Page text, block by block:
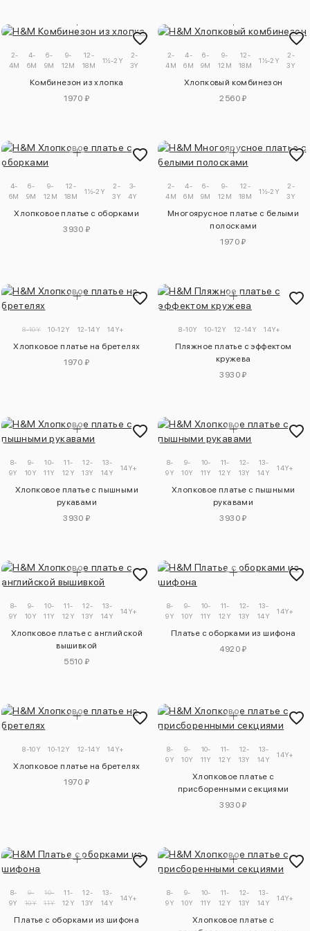
2-
4M
4-
6M
6-
9M
9-
12M
12-
18M
1½-2Y
2-
3Y
Комбинезон из хлопка
1970 ₽
2-
4M
4-
6M
6-
9M
9-
12M
12-
18M
1½-2Y
2-
3Y
Хлопковый комбинезон
2560 ₽
4-
6M
6-
9M
9-
12M
12-
18M
1½-2Y
2-
3Y
3-
4Y
Хлопковое платье с оборками
3930 ₽
2-
4M
4-
6M
6-
9M
9-
12M
12-
18M
1½-2Y
2-
3Y
Многоярусное платье с белыми
полосками
1970 ₽
8-10Y 10-12Y 12-14Y 14Y+
Хлопковое платье на бретелях
1970 ₽
8-10Y 10-12Y 12-14Y 14Y+
Пляжное платье с эффектом
кружева
3930 ₽
8-
9Y
9-
10Y
10-
11Y
11-
12Y
12-
13Y
13-
14Y
14Y+
Хлопковое платье с пышными
рукавами
3930 ₽
8-
9Y
9-
10Y
10-
11Y
11-
12Y
12-
13Y
13-
14Y
14Y+
Хлопковое платье с пышными
рукавами
3930 ₽
8-
9Y
9-
10Y
10-
11Y
11-
12Y
12-
13Y
13-
14Y
14Y+
Хлопковое платье с английской
вышивкой
5510 ₽
8-
9Y
9-
10Y
10-
11Y
11-
12Y
12-
13Y
13-
14Y
14Y+
Платье с оборками из шифона
4920 ₽
8-10Y 10-12Y 12-14Y 14Y+
Хлопковое платье на бретелях
1970 ₽
8-
9Y
9-
10Y
10-
11Y
11-
12Y
12-
13Y
13-
14Y
14Y+
Хлопковое платье с
присборенными секциями
3930 ₽
8-
9Y
9-
10Y
10-
11Y
11-
12Y
12-
13Y
13-
14Y
14Y+
Платье с оборками из шифона
8-
9Y
9-
10Y
10-
11Y
11-
12Y
12-
13Y
13-
14Y
14Y+
Хлопковое платье с